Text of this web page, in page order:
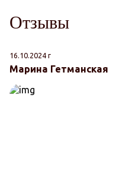
Отзывы
16.10.2024 г
Марина Гетманская